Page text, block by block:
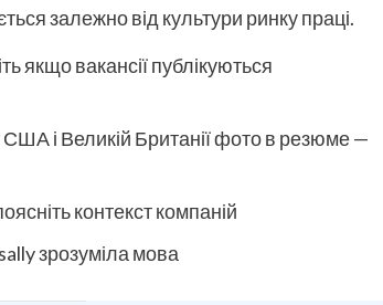
залежно від культури ринку праці.
якщо вакансії публікуються
і Великій Британії фото в резюме —
контекст компаній
зрозуміла мова